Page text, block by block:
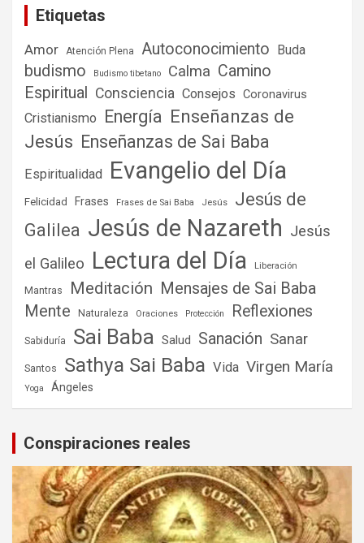
Etiquetas
Amor Atención Plena Autoconocimiento Buda
budismo Budismo tibetano Calma Camino
Espiritual
Consciencia Consejos Coronavirus
Cristianismo Energía Enseñanzas de
Jesús Enseñanzas de Sai Baba
Espiritualidad Evangelio del Día
Felicidad Frases Frases de Sai Baba Jesús
Jesús de
Galilea Jesús de Nazareth Jesús
el Galileo Lectura del Día Liberación
Mantras Meditación Mensajes de Sai Baba
Mente
Naturaleza Oraciones Protección Reflexiones
Sabiduría Sai Baba Salud Sanación Sanar
Santos Sathya Sai Baba Vida Virgen María
Yoga Ángeles
Conspiraciones reales